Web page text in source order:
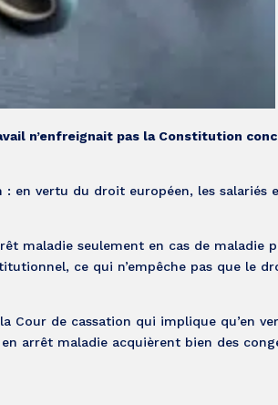
n’enfreignait pas la Constitution
en vertu du droit européen, les salariés
maladie seulement en cas de maladie
ce qui n’empêche pas que le
Cour de cassation qui implique qu’en
arrêt maladie acquièrent bien des